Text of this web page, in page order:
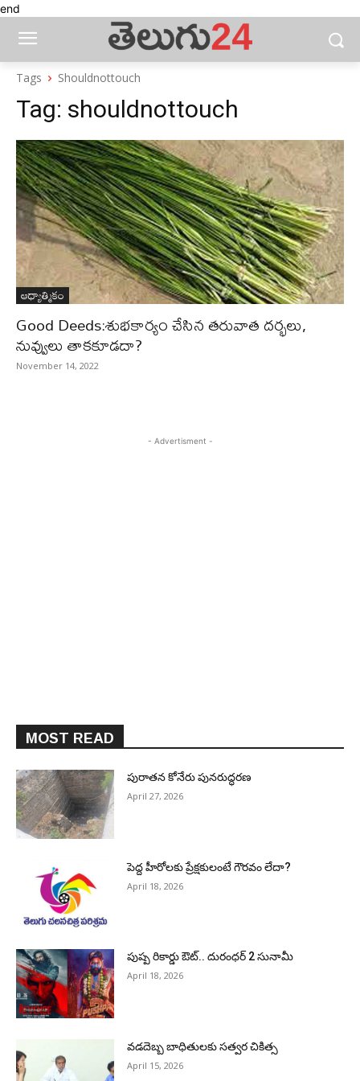
end
Tags Shouldnottouch
Tag: shouldnottouch
ఆధ్యాత్మికం
Good Deeds:శుభకార్యం చేసిన తరువాత దర్భలు,
నువ్వులు తాకకూడదా?
November 14, 2022
- Advertisment -
MOST READ
పురాత‌న కోనేరు పున‌రుద్ధ‌ర‌ణ
April 27, 2026
పెద్ద హీరోల‌కు ప్రేక్ష‌కులంటే గౌర‌వం లేదా?
April 18, 2026
పుష్ప రికార్డు ఔట్‌.. దురంధ‌ర్ 2 సునామీ
April 18, 2026
వడదెబ్బ బాధితులకు సత్వర చికిత్స
April 15, 2026